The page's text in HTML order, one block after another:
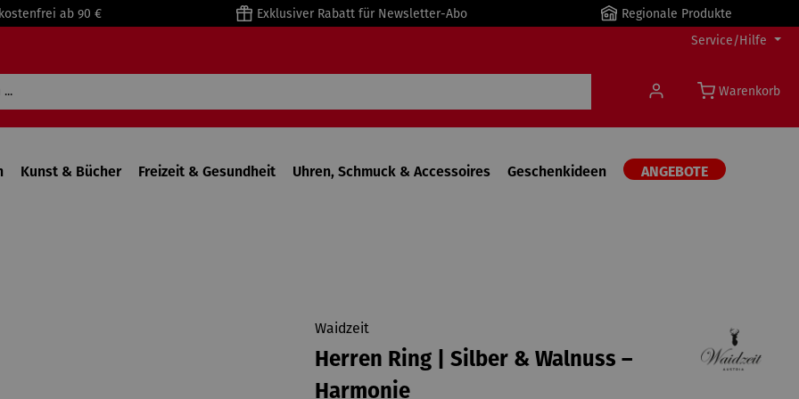
ab 90 € Exklusiver Rabatt für Newsletter-Abo
Regionale Produkte
Service/Hilfe
Warenkorb
Kunst & Bücher Freizeit & Gesundheit Uhren, Schmuck & Accessoires Geschenkideen ANGEBOTE
Waidzeit
Herren Ring | Silber & Walnuss –
Harmonie